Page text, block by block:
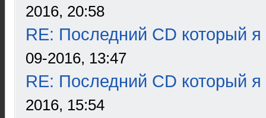
2016, 20:58
RE: Последний CD который я
09-2016, 13:47
RE: Последний CD который я
2016, 15:54